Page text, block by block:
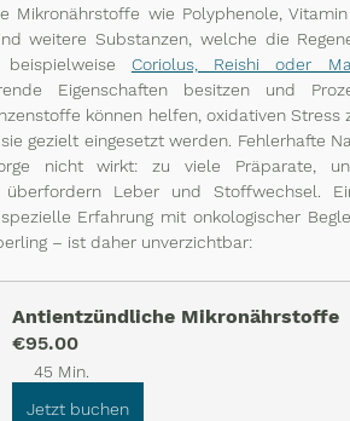
Mikronährstoffe wie Polyphenole,
weitere Substanzen, welche die
Coriolus, Reishi oder
Eigenschaften besitzen und
können helfen, oxidativen
gezielt eingesetzt werden. Fehlerhafte
nicht wirkt: zu viele Präparate,
überfordern Leber und Stoffwechsel.
Erfahrung mit onkologischer
– ist daher unverzichtbar:
Antientzündliche Mikronährstoffe
€95.00
45 Min.
Jetzt buchen